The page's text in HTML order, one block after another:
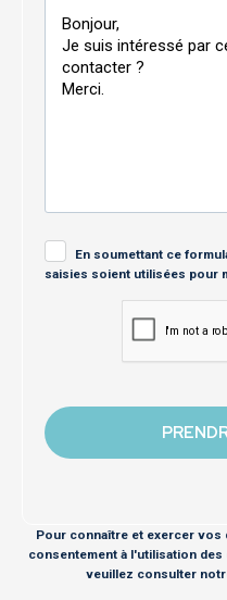
En soumettant ce
saisies soient utilisées pour
Pour connaître et exercer vos
consentement à l'utilisation
veuillez consulter